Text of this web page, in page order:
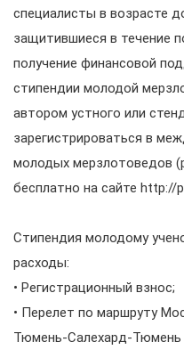
специалисты в возрасте
защитившиеся в течение
получение финансовой
стипендии молодой
автором устного или
зарегистрироваться в
молодых мерзлотоведов
бесплатно на сайте http://
Стипендия молодому
расходы:
• Регистрационный взнос;
• Перелет по маршруту
Тюмень-Салехард-Тюмень